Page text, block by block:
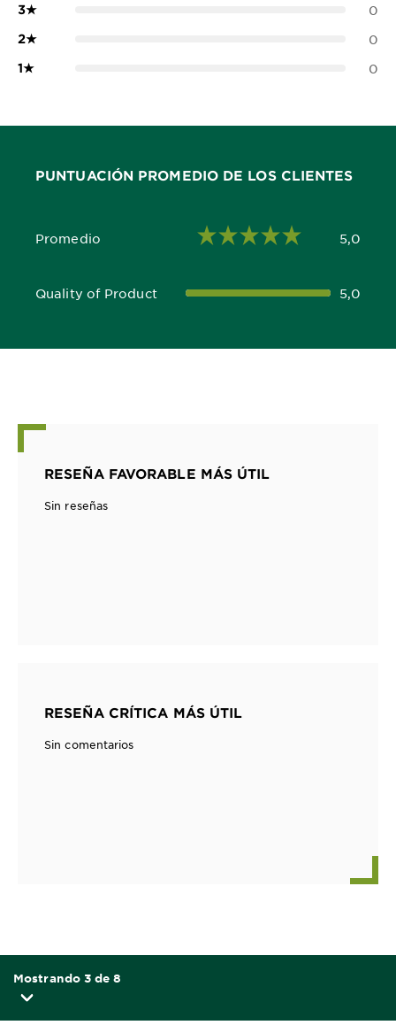
3★ 0
2★ 0
1★ 0
PUNTUACIÓN PROMEDIO DE LOS CLIENTES
Promedio
5,0 out of 5 stars 5,0
Quality of Product
5,0 out of 5 stars 5,0
RESEÑA FAVORABLE MÁS ÚTIL
Sin reseñas
RESEÑA CRÍTICA MÁS ÚTIL
Sin comentarios
Mostrando 3 de 8